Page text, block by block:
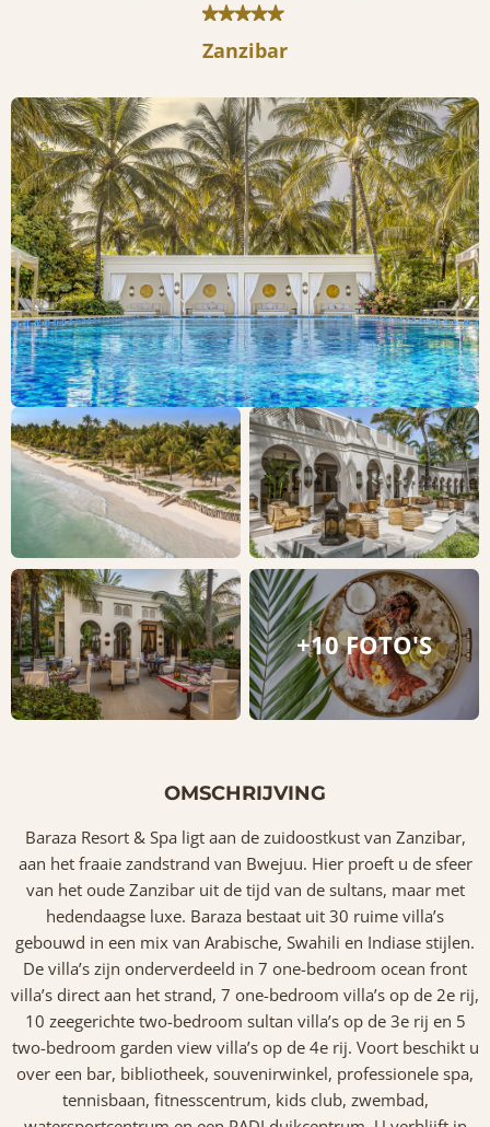
Zanzibar
+10 FOTO'S
OMSCHRIJVING
Baraza Resort & Spa ligt aan de zuidoostkust van Zanzibar,
aan het fraaie zandstrand van Bwejuu. Hier proeft u de sfeer
van het oude Zanzibar uit de tijd van de sultans, maar met
hedendaagse luxe. Baraza bestaat uit 30 ruime villa’s
gebouwd in een mix van Arabische, Swahili en Indiase stijlen.
De villa’s zijn onderverdeeld in 7 one-bedroom ocean front
villa’s direct aan het strand, 7 one-bedroom villa’s op de 2e rij,
10 zeegerichte two-bedroom sultan villa’s op de 3e rij en 5
two-bedroom garden view villa’s op de 4e rij. Voort beschikt u
over een bar, bibliotheek, souvenirwinkel, professionele spa,
tennisbaan, fitnesscentrum, kids club, zwembad,